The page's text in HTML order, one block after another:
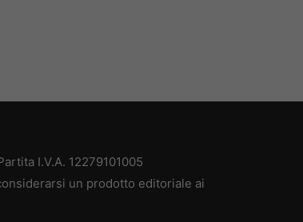
I.V.A. 12279101005
un prodotto editoriale ai